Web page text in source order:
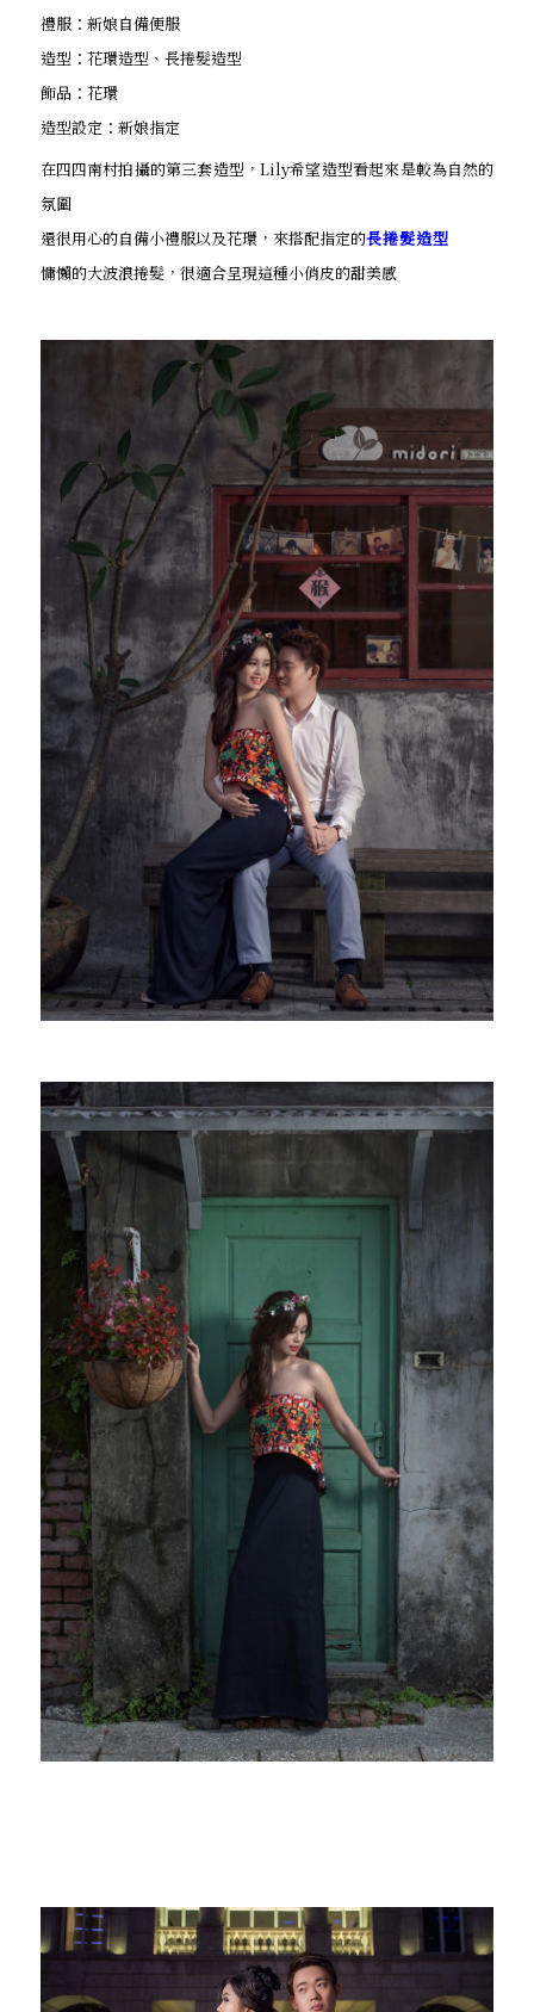
禮服：新娘自備便服
造型：花環造型、長捲髮造型
飾品：花環
造型設定：新娘指定
在四四南村拍攝的第三套造型，Lily希望造型看起來是較為自然的
氛圍
還很用心的自備小禮服以及花環，來搭配指定的長捲髮造型
慵懶的大波浪捲髮，很適合呈現這種小俏皮的甜美感